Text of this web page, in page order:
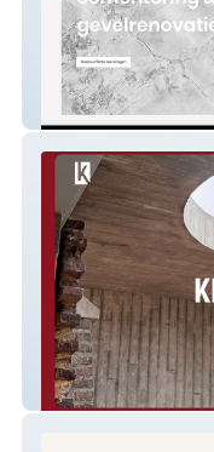
Paelinck BV
Kempeneers Beton